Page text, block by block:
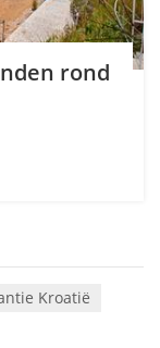
rond
Kroatië